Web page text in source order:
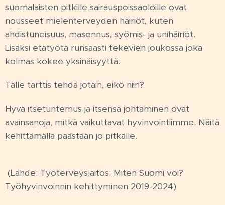
suomalaisten pitkille sairauspoissaoloille ovat
nousseet mielenterveyden häiriöt, kuten
ahdistuneisuus, masennus, syömis- ja unihäiriöt.
Lisäksi etätyötä runsaasti tekevien joukossa joka
kolmas kokee yksinäisyyttä.
Tälle tarttis tehdä jotain, eikö niin?
Hyvä itsetuntemus ja itsensä johtaminen ovat
avainsanoja, mitkä vaikuttavat hyvinvointiimme. Näitä
kehittämällä päästään jo pitkälle.
(Lähde: Työterveyslaitos: Miten Suomi voi?
Työhyvinvoinnin kehittyminen 2019-2024)